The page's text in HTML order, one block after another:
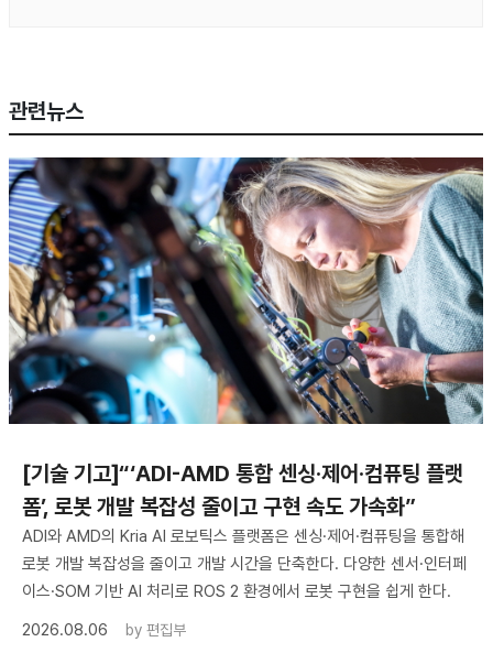
관련뉴스
[기술 기고]“‘ADI-AMD 통합 센싱·제어·컴퓨팅 플랫
폼’, 로봇 개발 복잡성 줄이고 구현 속도 가속화”
ADI와 AMD의 Kria AI 로보틱스 플랫폼은 센싱·제어·컴퓨팅을 통합해
로봇 개발 복잡성을 줄이고 개발 시간을 단축한다. 다양한 센서·인터페
이스·SOM 기반 AI 처리로 ROS 2 환경에서 로봇 구현을 쉽게 한다.
2026.08.06
by 편집부